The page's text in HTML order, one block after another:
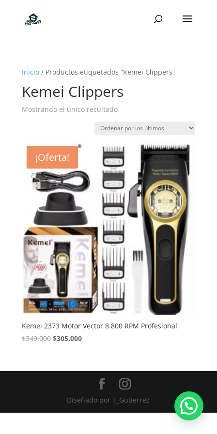
Inicio/ Productos etiquetados “Kemei Clippers”
Kemei Clippers
Mostrando el único resultado
¡Oferta!
Kemei 2373 Motor Vector 8.800 RPM Profesional
$349.000 El
era:
$305.000El
es:
$305.000.
Diseñado porT_Gutierrez